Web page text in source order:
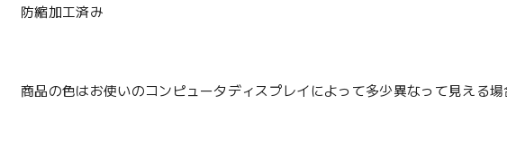
防縮加工済み
商品の色はお使いのコンピュータディスプレイによって多少異なって見える